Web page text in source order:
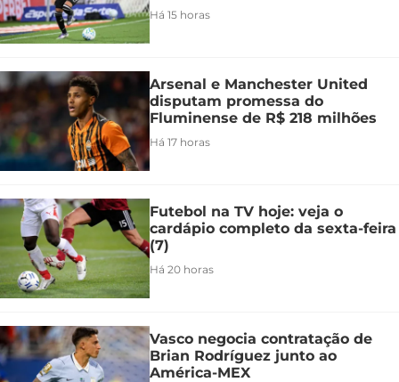
Há 15 horas
Arsenal e Manchester United
disputam promessa do
Fluminense de R$ 218 milhões
Há 17 horas
Futebol na TV hoje: veja o
cardápio completo da sexta-feira
(7)
Há 20 horas
Vasco negocia contratação de
Brian Rodríguez junto ao
América-MEX